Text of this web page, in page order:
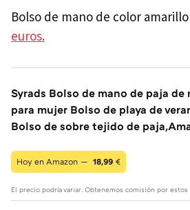
Bolso de mano de color
euros.
Syrads Bolso de mano de paja de
para mujer Bolso de playa de
Bolso de sobre tejido de
Hoy en Amazon — 18,99 €
El precio podría variar. Obtenemos comisión por estos